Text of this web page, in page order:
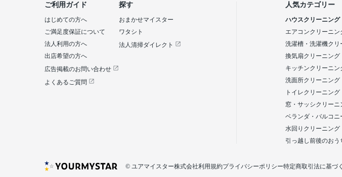
探す
おまかせマイスター
ワタシト
法人清掃ダイレクト
ご利用ガイド
はじめての方へ
ご満足度保証について
法人利用の方へ
出店希望の方へ
広告掲載のお問い合わせ
よくあるご質問
人気カテゴリー
ハウスクリーニング
エアコンクリーニン
洗濯槽・洗濯機クリ
換気扇クリーニング
キッチンクリーニン
洗面所クリーニング
トイレクリーニング
窓・サッシクリーニ
ベランダ・バルコニ
水回りクリーニング
引っ越し前後のお
利用規約プライバシーポリシー特定商取引法に基づ
© ユアマイスター株式会社